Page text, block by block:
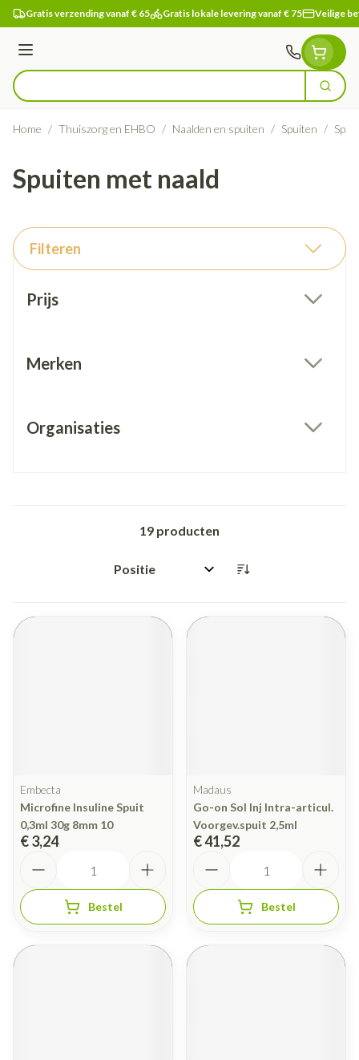
Ga naar de inhoud
Gratis verzending vanaf € 65 Gratis lokale levering vanaf € 75 Veilige
Menu
Product, merk, categorie... Zoek
Home / Thuiszorg en EHBO / Naalden en spuiten / Spuiten /
Spuiten met naald
Filteren
Prijs
Merken
Organisaties
19 producten
Sorteer op:
Embecta
Microfine Insuline Spuit
0,3ml 30g 8mm 10
€ 3,24
Bestel
Madaus
Go-on Sol Inj Intra-articul.
Voorgev.spuit 2,5ml
€ 41,52
Bestel